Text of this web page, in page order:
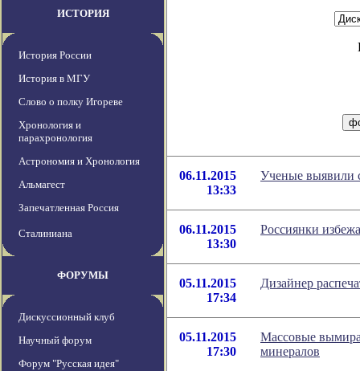
ИСТОРИЯ
История России
История в МГУ
Слово о полку Игореве
Хронология и
парахронология
Астрономия и Хронология
Альмагест
Запечатленная Россия
Сталиниана
ФОРУМЫ
Дискуссионный клуб
Научный форум
Форум "Русская идея"
06.11.2015
13:33
Ученые выявили
06.11.2015
13:30
Россиянки
05.11.2015
17:34
Дизайнер
05.11.2015
17:30
Массовые
минералов